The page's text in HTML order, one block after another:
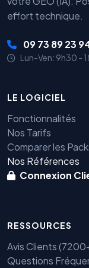
effort technique.
09 73 89 23
Lun-Ven: 9h30 -
LE LOGICIEL
Fonctionnalités
Nos Tarifs
Comparer les
Nos Références
Connexion
RESSOURCES
Avis Clients
Questions